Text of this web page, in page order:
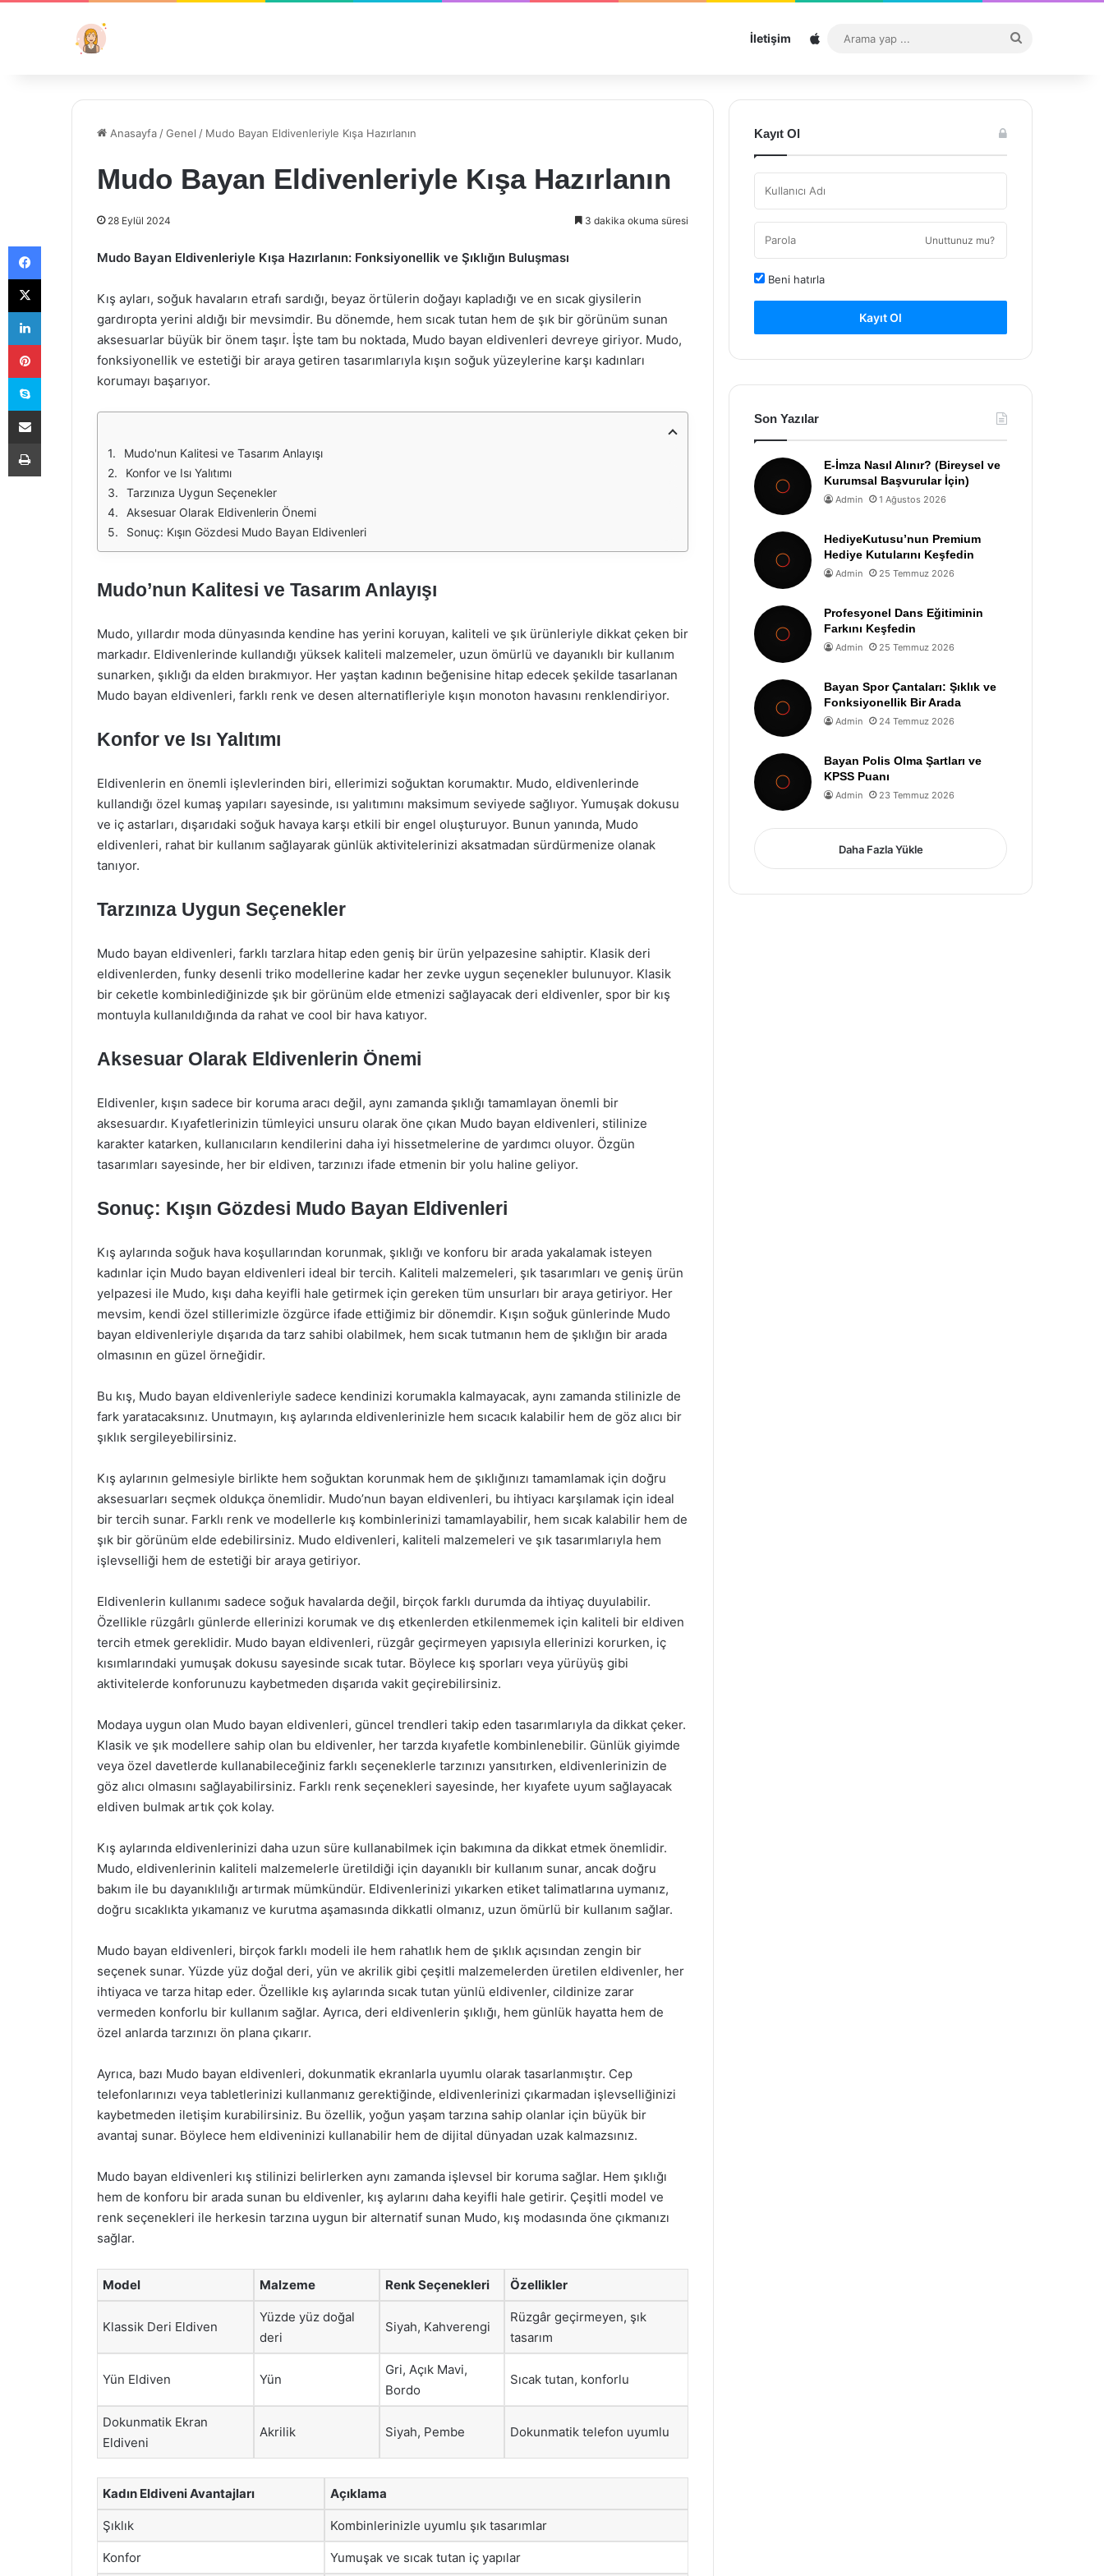
İletişim Sitemap
...
Anasayfa /Genel / Mudo Bayan Eldivenleriyle Kışa Hazırlanın
Mudo Bayan Eldivenleriyle Kışa Hazırlanın
28 Eylül 2024 3 dakika okuma süresi
Mudo Bayan Eldivenleriyle Kışa Hazırlanın: Fonksiyonellik ve Şıklığın Buluşması
Kış ayları, soğuk havaların etrafı sardığı, beyaz örtülerin doğayı kapladığı ve en sıcak giysilerin
gardıropta yerini aldığı bir mevsimdir. Bu dönemde, hem sıcak tutan hem de şık bir görünüm sunan
aksesuarlar büyük bir önem taşır. İşte tam bu noktada, Mudo bayan eldivenleri devreye giriyor. Mudo,
fonksiyonellik ve estetiği bir araya getiren tasarımlarıyla kışın soğuk yüzeylerine karşı kadınları
korumayı başarıyor.
Mudo'nun Kalitesi ve Tasarım Anlayışı
Konfor ve Isı Yalıtımı
Tarzınıza Uygun Seçenekler
Aksesuar Olarak Eldivenlerin Önemi
Sonuç: Kışın Gözdesi Mudo Bayan Eldivenleri
Mudo’nun Kalitesi ve Tasarım Anlayışı
Mudo, yıllardır moda dünyasında kendine has yerini koruyan, kaliteli ve şık ürünleriyle dikkat çeken bir
markadır. Eldivenlerinde kullandığı yüksek kaliteli malzemeler, uzun ömürlü ve dayanıklı bir kullanım
sunarken, şıklığı da elden bırakmıyor. Her yaştan kadının beğenisine hitap edecek şekilde tasarlanan
Mudo bayan eldivenleri, farklı renk ve desen alternatifleriyle kışın monoton havasını renklendiriyor.
Konfor ve Isı Yalıtımı
Eldivenlerin en önemli işlevlerinden biri, ellerimizi soğuktan korumaktır. Mudo, eldivenlerinde
kullandığı özel kumaş yapıları sayesinde, ısı yalıtımını maksimum seviyede sağlıyor. Yumuşak dokusu
ve iç astarları, dışarıdaki soğuk havaya karşı etkili bir engel oluşturuyor. Bunun yanında, Mudo
eldivenleri, rahat bir kullanım sağlayarak günlük aktivitelerinizi aksatmadan sürdürmenize olanak
tanıyor.
Tarzınıza Uygun Seçenekler
Mudo bayan eldivenleri, farklı tarzlara hitap eden geniş bir ürün yelpazesine sahiptir. Klasik deri
eldivenlerden, funky desenli triko modellerine kadar her zevke uygun seçenekler bulunuyor. Klasik
bir ceketle kombinlediğinizde şık bir görünüm elde etmenizi sağlayacak deri eldivenler, spor bir kış
montuyla kullanıldığında da rahat ve cool bir hava katıyor.
Aksesuar Olarak Eldivenlerin Önemi
Eldivenler, kışın sadece bir koruma aracı değil, aynı zamanda şıklığı tamamlayan önemli bir
aksesuardır. Kıyafetlerinizin tümleyici unsuru olarak öne çıkan Mudo bayan eldivenleri, stilinize
karakter katarken, kullanıcıların kendilerini daha iyi hissetmelerine de yardımcı oluyor. Özgün
tasarımları sayesinde, her bir eldiven, tarzınızı ifade etmenin bir yolu haline geliyor.
Sonuç: Kışın Gözdesi Mudo Bayan Eldivenleri
Kış aylarında soğuk hava koşullarından korunmak, şıklığı ve konforu bir arada yakalamak isteyen
kadınlar için Mudo bayan eldivenleri ideal bir tercih. Kaliteli malzemeleri, şık tasarımları ve geniş ürün
yelpazesi ile Mudo, kışı daha keyifli hale getirmek için gereken tüm unsurları bir araya getiriyor. Her
mevsim, kendi özel stillerimizle özgürce ifade ettiğimiz bir dönemdir. Kışın soğuk günlerinde Mudo
bayan eldivenleriyle dışarıda da tarz sahibi olabilmek, hem sıcak tutmanın hem de şıklığın bir arada
olmasının en güzel örneğidir.
Bu kış, Mudo bayan eldivenleriyle sadece kendinizi korumakla kalmayacak, aynı zamanda stilinizle de
fark yaratacaksınız. Unutmayın, kış aylarında eldivenlerinizle hem sıcacık kalabilir hem de göz alıcı bir
şıklık sergileyebilirsiniz.
Kış aylarının gelmesiyle birlikte hem soğuktan korunmak hem de şıklığınızı tamamlamak için doğru
aksesuarları seçmek oldukça önemlidir. Mudo’nun bayan eldivenleri, bu ihtiyacı karşılamak için ideal
bir tercih sunar. Farklı renk ve modellerle kış kombinlerinizi tamamlayabilir, hem sıcak kalabilir hem de
şık bir görünüm elde edebilirsiniz. Mudo eldivenleri, kaliteli malzemeleri ve şık tasarımlarıyla hem
işlevselliği hem de estetiği bir araya getiriyor.
Eldivenlerin kullanımı sadece soğuk havalarda değil, birçok farklı durumda da ihtiyaç duyulabilir.
Özellikle rüzgârlı günlerde ellerinizi korumak ve dış etkenlerden etkilenmemek için kaliteli bir eldiven
tercih etmek gereklidir. Mudo bayan eldivenleri, rüzgâr geçirmeyen yapısıyla ellerinizi korurken, iç
kısımlarındaki yumuşak dokusu sayesinde sıcak tutar. Böylece kış sporları veya yürüyüş gibi
aktivitelerde konforunuzu kaybetmeden dışarıda vakit geçirebilirsiniz.
Modaya uygun olan Mudo bayan eldivenleri, güncel trendleri takip eden tasarımlarıyla da dikkat çeker.
Klasik ve şık modellere sahip olan bu eldivenler, her tarzda kıyafetle kombinlenebilir. Günlük giyimde
veya özel davetlerde kullanabileceğiniz farklı seçeneklerle tarzınızı yansıtırken, eldivenlerinizin de
göz alıcı olmasını sağlayabilirsiniz. Farklı renk seçenekleri sayesinde, her kıyafete uyum sağlayacak
eldiven bulmak artık çok kolay.
Kış aylarında eldivenlerinizi daha uzun süre kullanabilmek için bakımına da dikkat etmek önemlidir.
Mudo, eldivenlerinin kaliteli malzemelerle üretildiği için dayanıklı bir kullanım sunar, ancak doğru
bakım ile bu dayanıklılığı artırmak mümkündür. Eldivenlerinizi yıkarken etiket talimatlarına uymanız,
doğru sıcaklıkta yıkamanız ve kurutma aşamasında dikkatli olmanız, uzun ömürlü bir kullanım sağlar.
Mudo bayan eldivenleri, birçok farklı modeli ile hem rahatlık hem de şıklık açısından zengin bir
seçenek sunar. Yüzde yüz doğal deri, yün ve akrilik gibi çeşitli malzemelerden üretilen eldivenler, her
ihtiyaca ve tarza hitap eder. Özellikle kış aylarında sıcak tutan yünlü eldivenler, cildinize zarar
vermeden konforlu bir kullanım sağlar. Ayrıca, deri eldivenlerin şıklığı, hem günlük hayatta hem de
özel anlarda tarzınızı ön plana çıkarır.
Ayrıca, bazı Mudo bayan eldivenleri, dokunmatik ekranlarla uyumlu olarak tasarlanmıştır. Cep
telefonlarınızı veya tabletlerinizi kullanmanız gerektiğinde, eldivenlerinizi çıkarmadan işlevselliğinizi
kaybetmeden iletişim kurabilirsiniz. Bu özellik, yoğun yaşam tarzına sahip olanlar için büyük bir
avantaj sunar. Böylece hem eldiveninizi kullanabilir hem de dijital dünyadan uzak kalmazsınız.
Mudo bayan eldivenleri kış stilinizi belirlerken aynı zamanda işlevsel bir koruma sağlar. Hem şıklığı
hem de konforu bir arada sunan bu eldivenler, kış aylarını daha keyifli hale getirir. Çeşitli model ve
renk seçenekleri ile herkesin tarzına uygun bir alternatif sunan Mudo, kış modasında öne çıkmanızı
sağlar.
Model Malzeme Renk Seçenekleri Özellikler
Klassik Deri Eldiven
Yüzde yüz doğal
deri
Siyah, Kahverengi
Rüzgâr geçirmeyen, şık
tasarım
Yün Eldiven Yün
Gri, Açık Mavi,
Bordo
Sıcak tutan, konforlu
Dokunmatik Ekran
Eldiveni
Akrilik Siyah, Pembe Dokunmatik telefon uyumlu
Kadın Eldiveni Avantajları Açıklama
Şıklık Kombinlerinizle uyumlu şık tasarımlar
Konfor Yumuşak ve sıcak tutan iç yapılar
Kayıt Ol
Unuttunuz mu?
Beni hatırla
Kayıt Ol
Son Yazılar
E-İmza Nasıl Alınır? (Bireysel ve
Kurumsal Başvurular İçin)
Admin 1 Ağustos 2026
HediyeKutusu’nun Premium
Hediye Kutularını Keşfedin
Admin 25 Temmuz 2026
Profesyonel Dans Eğitiminin
Farkını Keşfedin
Admin 25 Temmuz 2026
Bayan Spor Çantaları: Şıklık ve
Fonksiyonellik Bir Arada
Admin 24 Temmuz 2026
Bayan Polis Olma Şartları ve
KPSS Puanı
Admin 23 Temmuz 2026
Daha Fazla Yükle
Facebook
X
LinkedIn
Pinterest
Skype
E-Posta ile paylaş